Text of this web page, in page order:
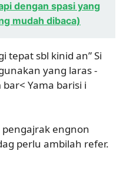
dengan spasi yang
mudah dibaca)
tepat sbl kinid an” Si
yang laras -
Yama barisi i
engnon
perlu ambilah refer.